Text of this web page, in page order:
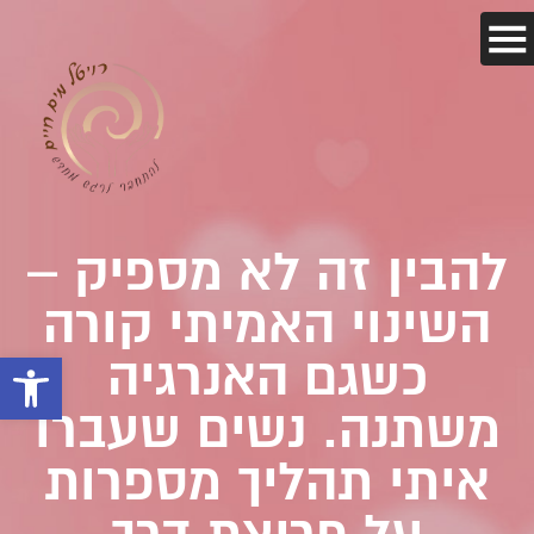
להבין זה לא מספיק –
השינוי האמיתי קורה
כשגם האנרגיה
משתנה. נשים שעברו
איתי תהליך מספרות